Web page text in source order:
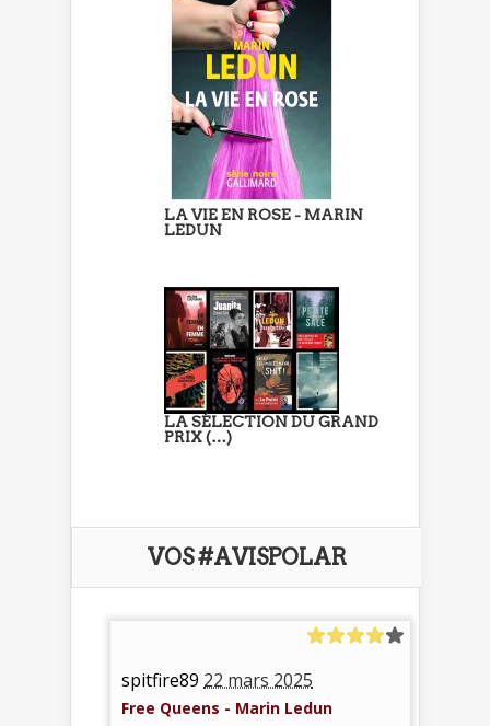
LA VIE EN ROSE - MARIN
LEDUN
LA SÉLECTION DU GRAND
PRIX (…)
VOS #AVISPOLAR
spitfire89 22 mars 2025
Free Queens - Marin Ledun